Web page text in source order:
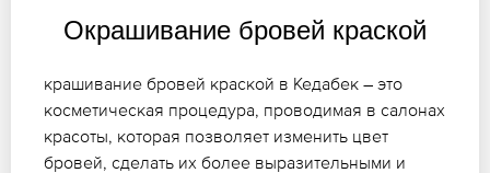
Окрашивание бровей краской
крашивание бровей краской в Кедабек – это
косметическая процедура, проводимая в салонах
красоты, которая позволяет изменить цвет
бровей, сделать их более выразительными и